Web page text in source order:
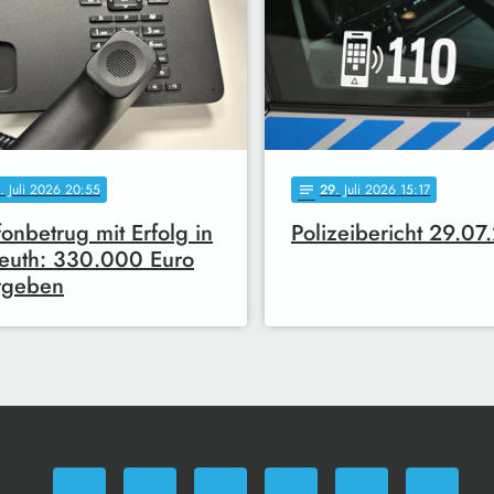
. Juli 2026 20:55
mit Erfolg in
330.000 Euro
notes 29. Juli 2026 15:17
Polizeibericht